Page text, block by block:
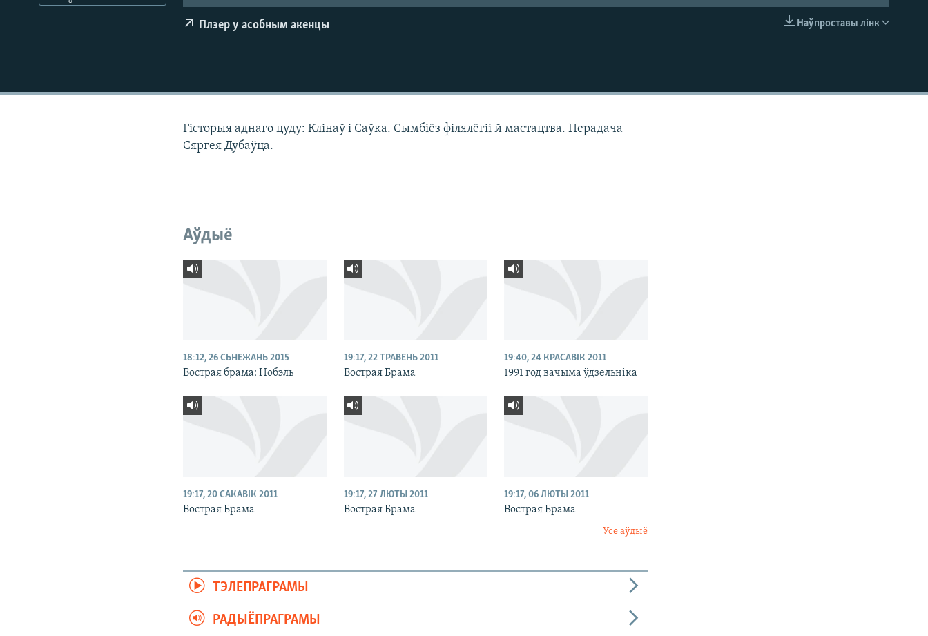
Наўпроставы лінк
Плэер у асобным акенцы
Гісторыя аднаго цуду: Клінаў і Саўка. Сымбіёз філялёгіі й мастацтва. Перадача
Сяргея Дубаўца.
Аўдыё
18:12, 26 СЬНЕЖАНЬ 2015
Вострая брама: Нобэль
19:17, 22 ТРАВЕНЬ 2011
Вострая Брама
19:40, 24 КРАСАВІК 2011
1991 год вачыма ўдзельніка
19:17, 20 САКАВІК 2011
Вострая Брама
19:17, 27 ЛЮТЫ 2011
Вострая Брама
19:17, 06 ЛЮТЫ 2011
Вострая Брама
Усе аўдыё
ТЭЛЕПРАГРАМЫ
РАДЫЁПРАГРАМЫ